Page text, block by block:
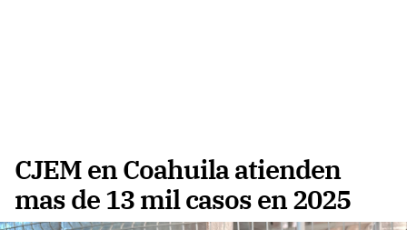
CJEM en Coahuila atienden
mas de 13 mil casos en 2025